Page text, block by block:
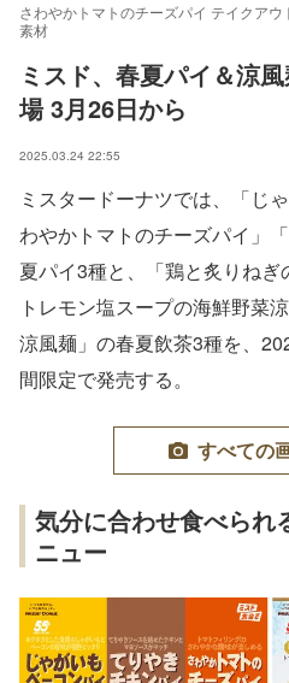
さわやかトマトのチーズパイ テイクア
素材
ミスド、春夏パイ＆涼
場 3月26日から
2025.03.24 22:55
ミスタードーナツでは、「じ
わやかトマトのチーズパイ」
夏パイ3種と、「鶏と炙りね
トレモン塩スープの海鮮野菜
涼風麺」の春夏飲茶3種を、
間限定で発売する。
すべての
気分に合わせ食べられ
ニュー